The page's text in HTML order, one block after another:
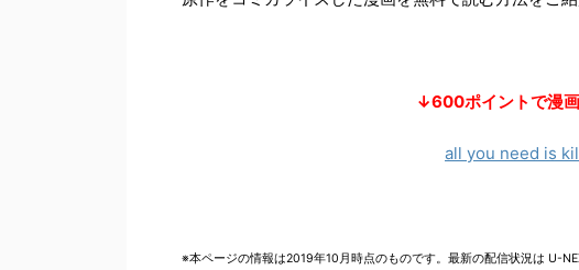
↓600ポイントで漫
all you need is
※本ページの情報は2019年10月時点のものです。 最新の配信状況は U-